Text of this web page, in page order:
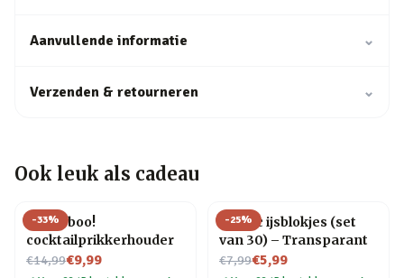
Aanvullende informatie ⌄
Verzenden & retourneren ⌄
Ook leuk als cadeau
-33%
Pick a boo!
cocktailprikkerhouder
€14,99
Nu voor€9,99
-25%
Plastic ijsblokjes (set
van 30) – Transparant
€7,99
Nu voor€5,99